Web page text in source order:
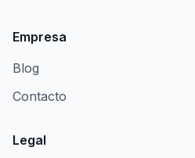
Empresa
Blog
Contacto
Legal